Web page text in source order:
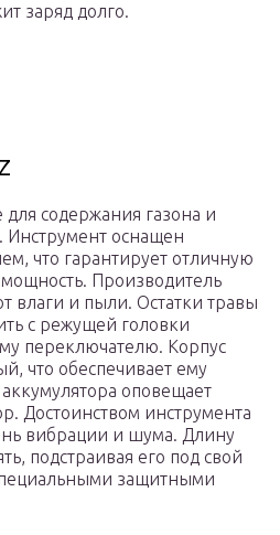
заряд долго.
содержания газона и
Инструмент оснащен
что гарантирует отличную
Производитель
влаги и пыли. Остатки травы
с режущей головки
переключателю. Корпус
что обеспечивает ему
оповещает
Достоинством инструмента
вибрации и шума. Длину
подстраивая его под свой
защитными